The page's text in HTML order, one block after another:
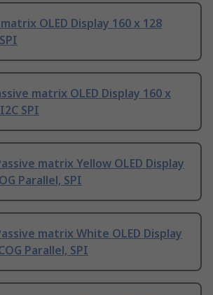
OLED Display 160 x 128
matrix OLED Display 160 x
SPI
matrix Yellow OLED Display
Parallel, SPI
matrix White OLED Display
Parallel, SPI